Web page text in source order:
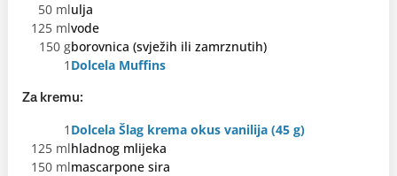
50 mlulja
125 mlvode
150 gborovnica (svježih ili zamrznutih)
1 Dolcela Muffins
Za kremu:
1 Dolcela Šlag krema okus vanilija (45 g)
125 mlhladnog mlijeka
150 mlmascarpone sira